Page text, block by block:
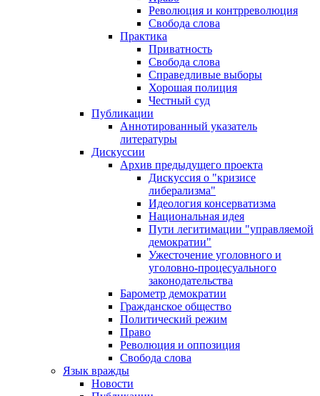
Революция и контрреволюция
Свобода слова
Практика
Приватность
Свобода слова
Справедливые выборы
Хорошая полиция
Честный суд
Публикации
Аннотированный указатель
литературы
Дискуссии
Архив предыдущего проекта
Дискуссия о "кризисе
либерализма"
Идеология консерватизма
Национальная идея
Пути легитимации "управляемой
демократии"
Ужесточение уголовного и
уголовно-процесуального
законодательства
Барометр демократии
Гражданское общество
Политический режим
Право
Революция и оппозиция
Свобода слова
Язык вражды
Новости